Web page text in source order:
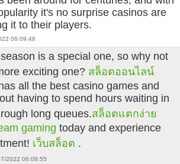
it's no surprise casinos are
it to their players.
06:09:48
is a special one, so why not
exciting one? สล็อตออนไลน์
all the best casino games and
having to spend hours waiting in
long queues.สล็อตแตกง่าย
gaming today and experience
เว็บสล็อต .
2022 06:08:55